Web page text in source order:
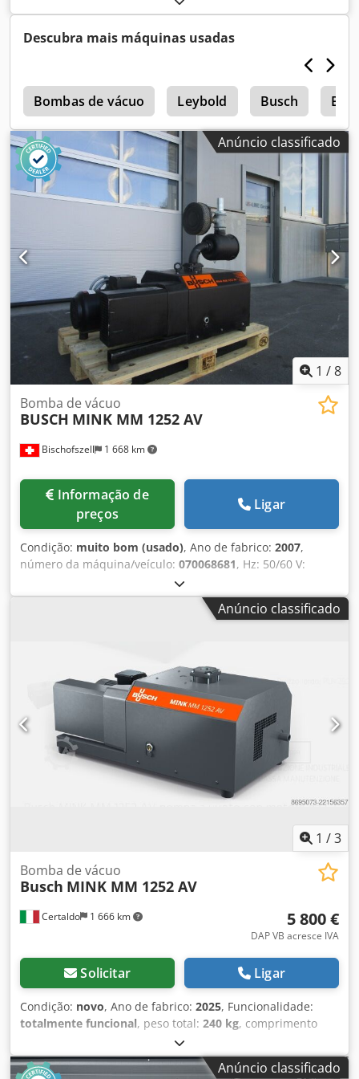
Descubra mais máquinas usadas
Bombas de vácuo Leybold Busch
Anúncio classificado
1 /8
Bischofszell 1 668 km
Bomba de vácuo
BUSCH MINK MM 1252 AV
preços
Ligar
Condição: muito bom (usado), Ano de fabrico: 2007,
número da máquina/veículo: 070068681, Hz: 50/60 V:
250/300 m³/h P: 100 hPa (0,1 bar) Dedpfxoyqyb Io Abrsck
Anúncio classificado
1 /3
Certaldo 1 666 km
Bomba de vácuo
Busch MINK MM 1252 AV
5 800 €
DAP VB acresce IVA
Solicitar Ligar
Condição: novo, Ano de fabrico: 2025, Funcionalidade:
totalmente funcional, peso total: 240 kg, comprimento
, largura total:
mm, vazão volumétrica:250 m³/h, pressão final:100 barra,
tensão de entrada:400 V, frequência de entrada:50 Hz,
Anúncio classificado